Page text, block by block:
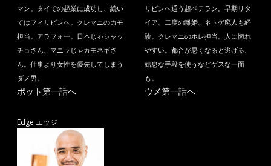
マン。タイでの起業に成功し、続い
てはフィリピンへ。クレマニのカモ
担当。アラフォー。日本じゃシャッ
チョさん、マニラじゃカモネギさ
ん。仕事より女性を優先してしまう
ダメ男。
ポット第一話へ
リピンへ通う超ベテラン。早期リタ
イア、二度の離婚、ネトゲ廃人も経
験。クレマニのホレ担当。人に惚れ
やすい。都合が悪くなると逃げる、
姑息な手段を使うなどゲスな一面
も。
ウメ第一話へ
Edge エッジ